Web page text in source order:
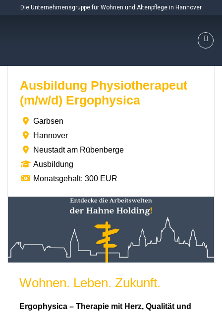
Die Unternehmensgruppe für Wohnen und Altenpflege in Hannover
Ausbildung Physiotherapeut
(m/w/d) Ergophysica
Garbsen
Hannover
Neustadt am Rübenberge
Ausbildung
Monatsgehalt: 300 EUR
Wohnen. Leben. Zukunft.
Ergophysica – Therapie mit Herz, Qualität und